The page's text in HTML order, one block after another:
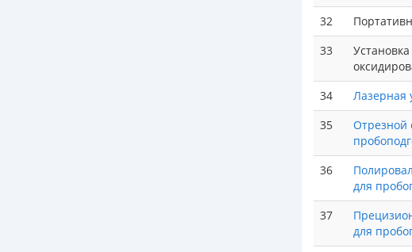
32
33
34 Лазерная
35
Отрезной
36
для
37
для